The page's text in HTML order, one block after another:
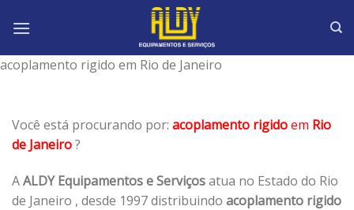
acoplamento rigido em Rio de Janeiro
Você está procurando por: acoplamento rigidoem Rio
de Janeiro?
AALDY Equipamentos e Serviçosatua no Estado do Rio
de Janeiro , desde 1997 distribuindo acoplamento rigido